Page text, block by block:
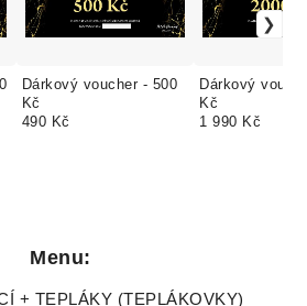
Dárkový voucher - 500
Kč
490 Kč
Dárkový
Kč
1 990 Kč
Menu:
+ TEPLÁKY (TEPLÁKOVKY)